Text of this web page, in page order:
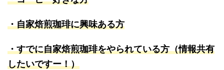
・自家焙煎珈琲に興味ある方
・すでに自家焙煎珈琲をやられている方（情報共有
したいですー！）